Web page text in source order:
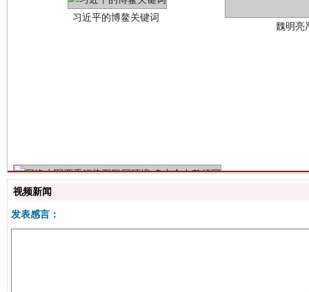
视频新闻
发表感言：